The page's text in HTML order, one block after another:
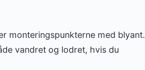
monteringspunkterne med blyant.
vandret og lodret, hvis du